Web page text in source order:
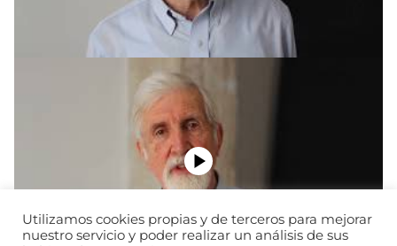
Utilizamos cookies propias y de terceros para mejorar
nuestro servicio y poder realizar un análisis de sus